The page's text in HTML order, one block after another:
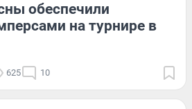
обеспечили
на турнире в
625 10